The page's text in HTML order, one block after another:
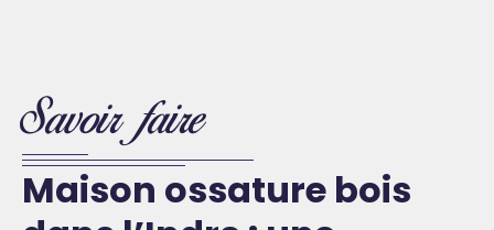
Savoir faire
Maison ossature bois